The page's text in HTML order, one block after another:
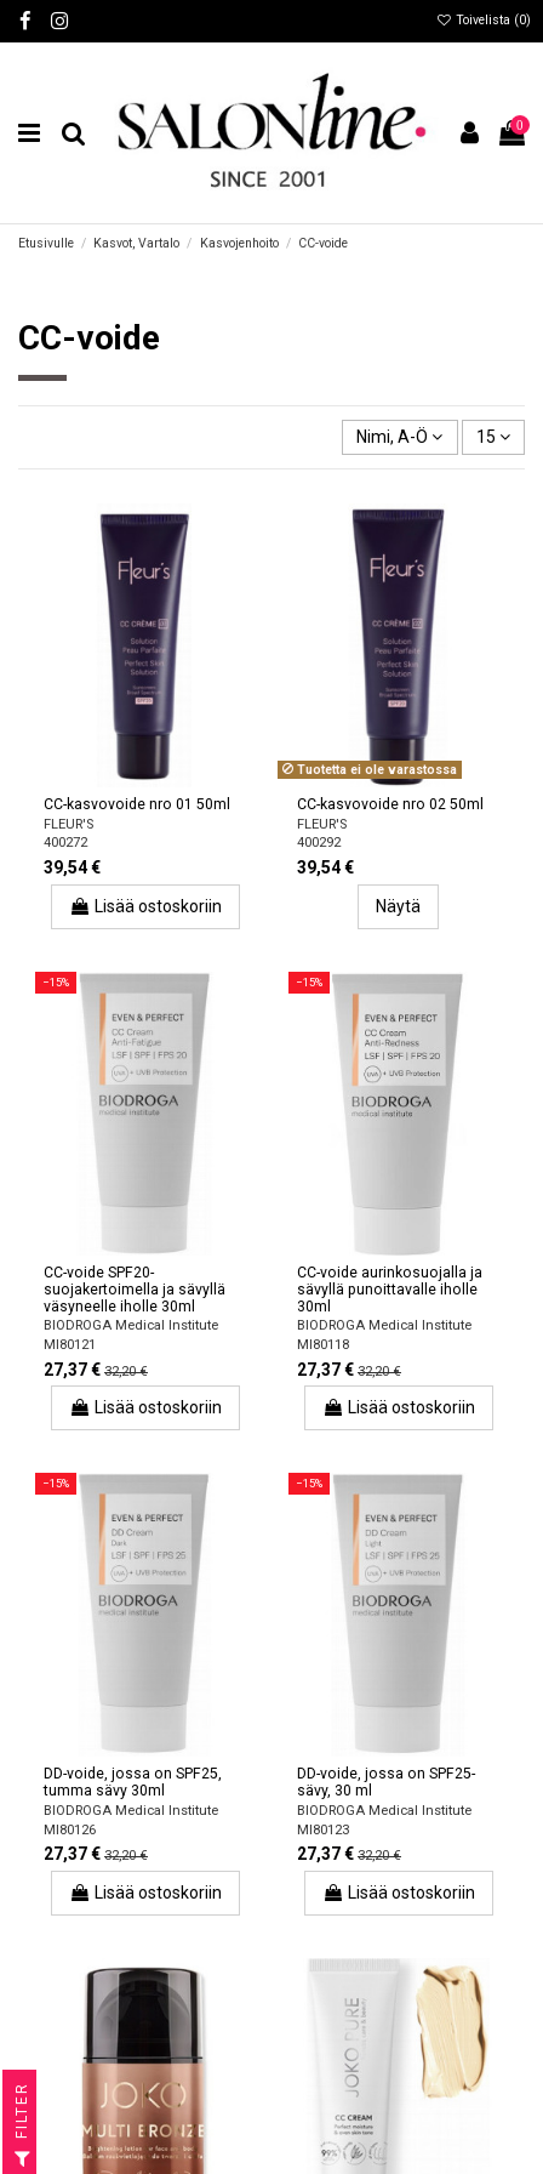
Toivelista (0)
0
Etusivulle Kasvot, Vartalo Kasvojenhoito CC-voide
CC-voide
Nimi, A-Ö 15
CC-kasvovoide nro 01 50ml
FLEUR'S
400272
39,54 €
Lisää ostoskoriin
Tuotetta ei ole varastossa
CC-kasvovoide nro 02 50ml
FLEUR'S
400292
39,54 €
Näytä
−15%
CC-voide SPF20-
suojakertoimella ja sävyllä
väsyneelle iholle 30ml
BIODROGA Medical Institute
MI80121
27,37 € 32,20 €
Lisää ostoskoriin
−15%
CC-voide aurinkosuojalla ja
sävyllä punoittavalle iholle
30ml
BIODROGA Medical Institute
MI80118
27,37 € 32,20 €
Lisää ostoskoriin
−15%
DD-voide, jossa on SPF25,
tumma sävy 30ml
BIODROGA Medical Institute
MI80126
27,37 € 32,20 €
Lisää ostoskoriin
−15%
DD-voide, jossa on SPF25-
sävy, 30 ml
BIODROGA Medical Institute
MI80123
27,37 € 32,20 €
Lisää ostoskoriin
R